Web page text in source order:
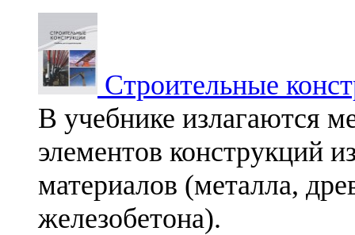
Строительные
В учебнике излагаются
элементов конструкций
материалов (металла,
железобетона).